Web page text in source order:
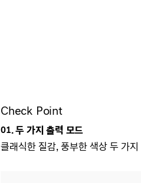
Check Point
01. 두 가지 출력 모드
클래식한 질감, 풍부한 색상 두 가